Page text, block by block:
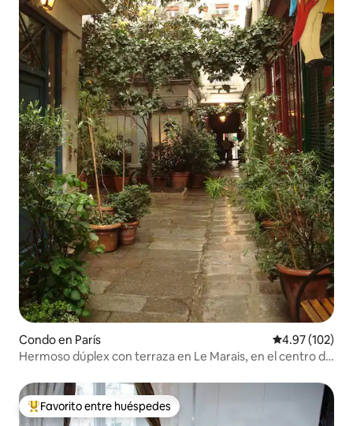
Condo en París Calificación
4.97 (102)
Hermoso dúplex con terraza en Le Marais, en el centro de
Favorito entre huéspedes preferido
Favorito entre huéspedes